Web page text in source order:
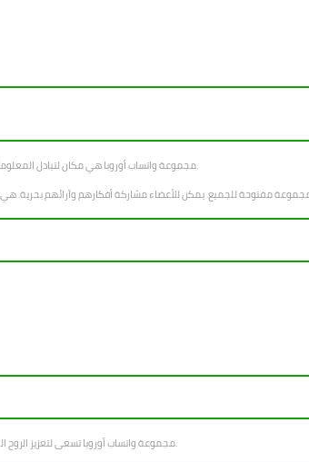
مجموعة واتساب أوروبا هي مكان لتبادل المعلومات وتنمية المجتمع. يمكنك الانضمام لتصبح جزءًا من مجتمع نشط.
مجموعة واتساب أوروبا تسعى لتعزيز الروح المجتمعية. نؤمن بالتواصل والتعاون. نريد خلق بيئة إيجابية ومحفزة.